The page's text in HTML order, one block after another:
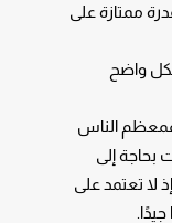
ممتازة على
واضح
الناس
بحاجة إلى
لا تعتمد على